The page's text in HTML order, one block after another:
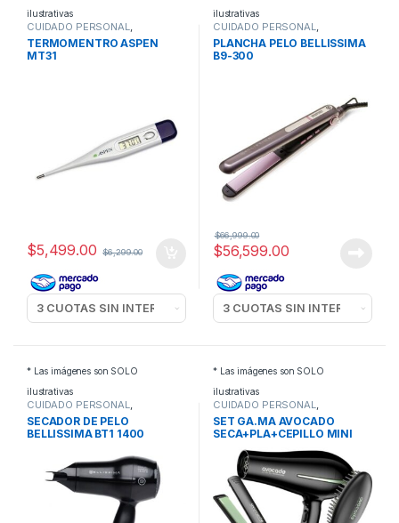
ilustrativas
CUIDADO PERSONAL,
TERMOMETROS
TERMOMENTRO ASPEN
MT31
$5,499.00 $6,299.00
ilustrativas
CUIDADO PERSONAL,
PLANCHAS PELO
PLANCHA PELO BELLISSIMA
B9-300
$56,599.00
$66,999.00
* Las imágenes son SOLO
ilustrativas
CUIDADO PERSONAL,
SECADORES DE PELO
SECADOR DE PELO
BELLISSIMA BT1 1400
* Las imágenes son SOLO
ilustrativas
CUIDADO PERSONAL,
PLANCHAS PELO
SET GA.MA AVOCADO
SECA+PLA+CEPILLO MINI